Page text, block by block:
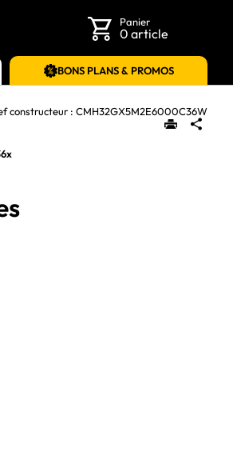
Panier
0 article
BONS PLANS & PROMOS
constructeur : CMH32GX5M2E6000C36W